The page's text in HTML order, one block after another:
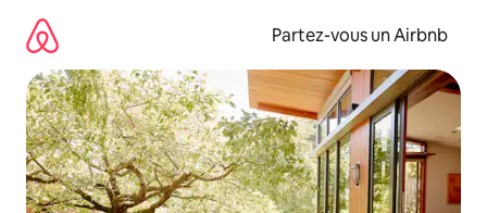
directement
contenu
Partez-vous un Airbnb